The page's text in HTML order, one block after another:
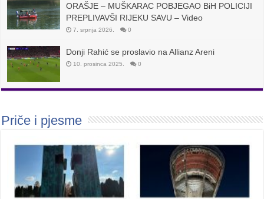
ORAŠJE – MUŠKARAC POBJEGAO BiH POLICIJI
PREPLIVAVŠI RIJEKU SAVU – Video
7. srpnja 2026. 0
Donji Rahić se proslavio na Allianz Areni
10. prosinca 2025. 0
Priče i pjesme